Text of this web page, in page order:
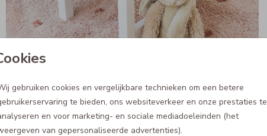
gebruiken cookies en vergelijkbare technieken om een betere
te bieden, ons websiteverkeer en onze prestaties te
en voor marketing- en sociale mediadoeleinden (het
van gepersonaliseerde advertenties).
Bewerkbare sticker Ikea stoeltje met roze regenboog
29,95